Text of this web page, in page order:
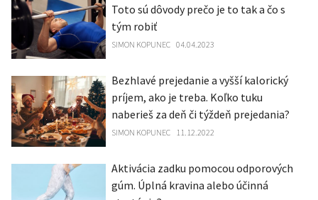
Toto sú dôvody prečo je to tak a čo s
tým robiť
SIMON KOPUNEC 04.04.2023
Bezhlavé prejedanie a vyšší kalorický
príjem, ako je treba. Koľko tuku
naberieš za deň či týždeň prejedania?
SIMON KOPUNEC 11.12.2022
Aktivácia zadku pomocou odporových
gúm. Úplná kravina alebo účinná